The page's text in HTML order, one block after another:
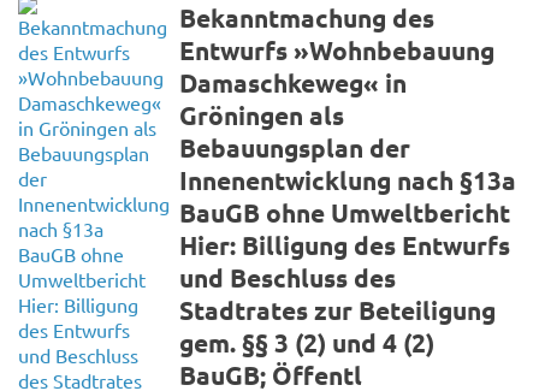
Bekanntmachung des
Entwurfs »Wohnbebauung
Damaschkeweg« in
Gröningen als
Bebauungsplan der
Innenentwicklung nach §13a
BauGB ohne Umweltbericht
Hier: Billigung des Entwurfs
und Beschluss des
Stadtrates zur Beteiligung
gem. §§ 3 (2) und 4 (2)
BauGB; Öffentl